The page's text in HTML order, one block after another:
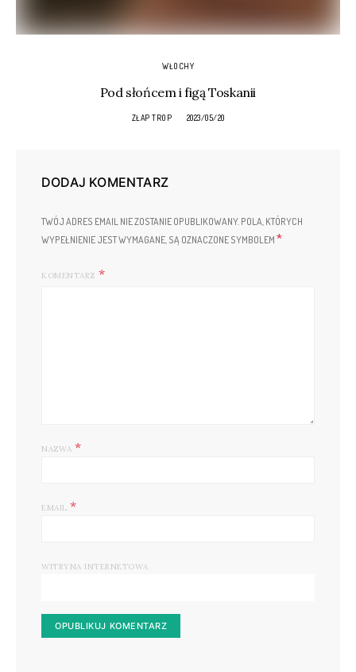
WŁOCHY
Pod słońcem i figą Toskanii
ZŁAP TROP 2023/05/20
DODAJ KOMENTARZ
TWÓJ ADRES EMAIL NIE ZOSTANIE OPUBLIKOWANY. POLA, KTÓRYCH
WYPEŁNIENIE JEST WYMAGANE, SĄ OZNACZONE SYMBOLEM *
KOMENTARZ
NAZWA *
EMAIL *
WITRYNA INTERNETOWA